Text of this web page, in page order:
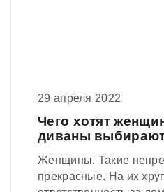
29 апреля 2022
Чего хотят
диваны
Женщины. Такие
прекрасные. На их